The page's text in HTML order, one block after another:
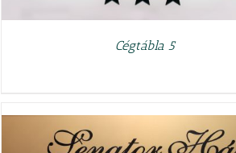
Cégtábla 5